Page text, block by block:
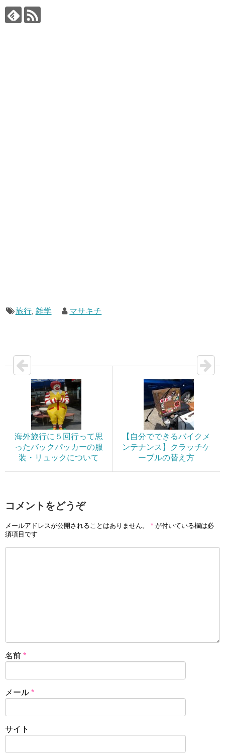
旅行, 雑学 マサキチ
海外旅行に５回行って思
ったバックパッカーの服
装・リュックについて
【自分でできるバイクメ
ンテナンス】クラッチケ
ーブルの替え方
コメントをどうぞ
メールアドレスが公開されることはありません。 * が付いている欄は必
須項目です
名前 *
メール *
サイト